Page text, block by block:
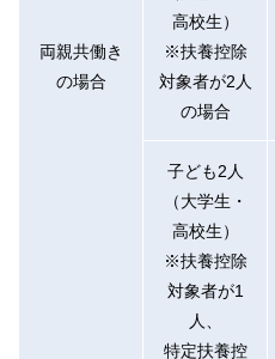
両親共働き
の場合
高校生）
※扶養控除
対象者が2人
の場合
子ども2人
（大学生・
高校生）
※扶養控除
対象者が1
人、
特定扶養控